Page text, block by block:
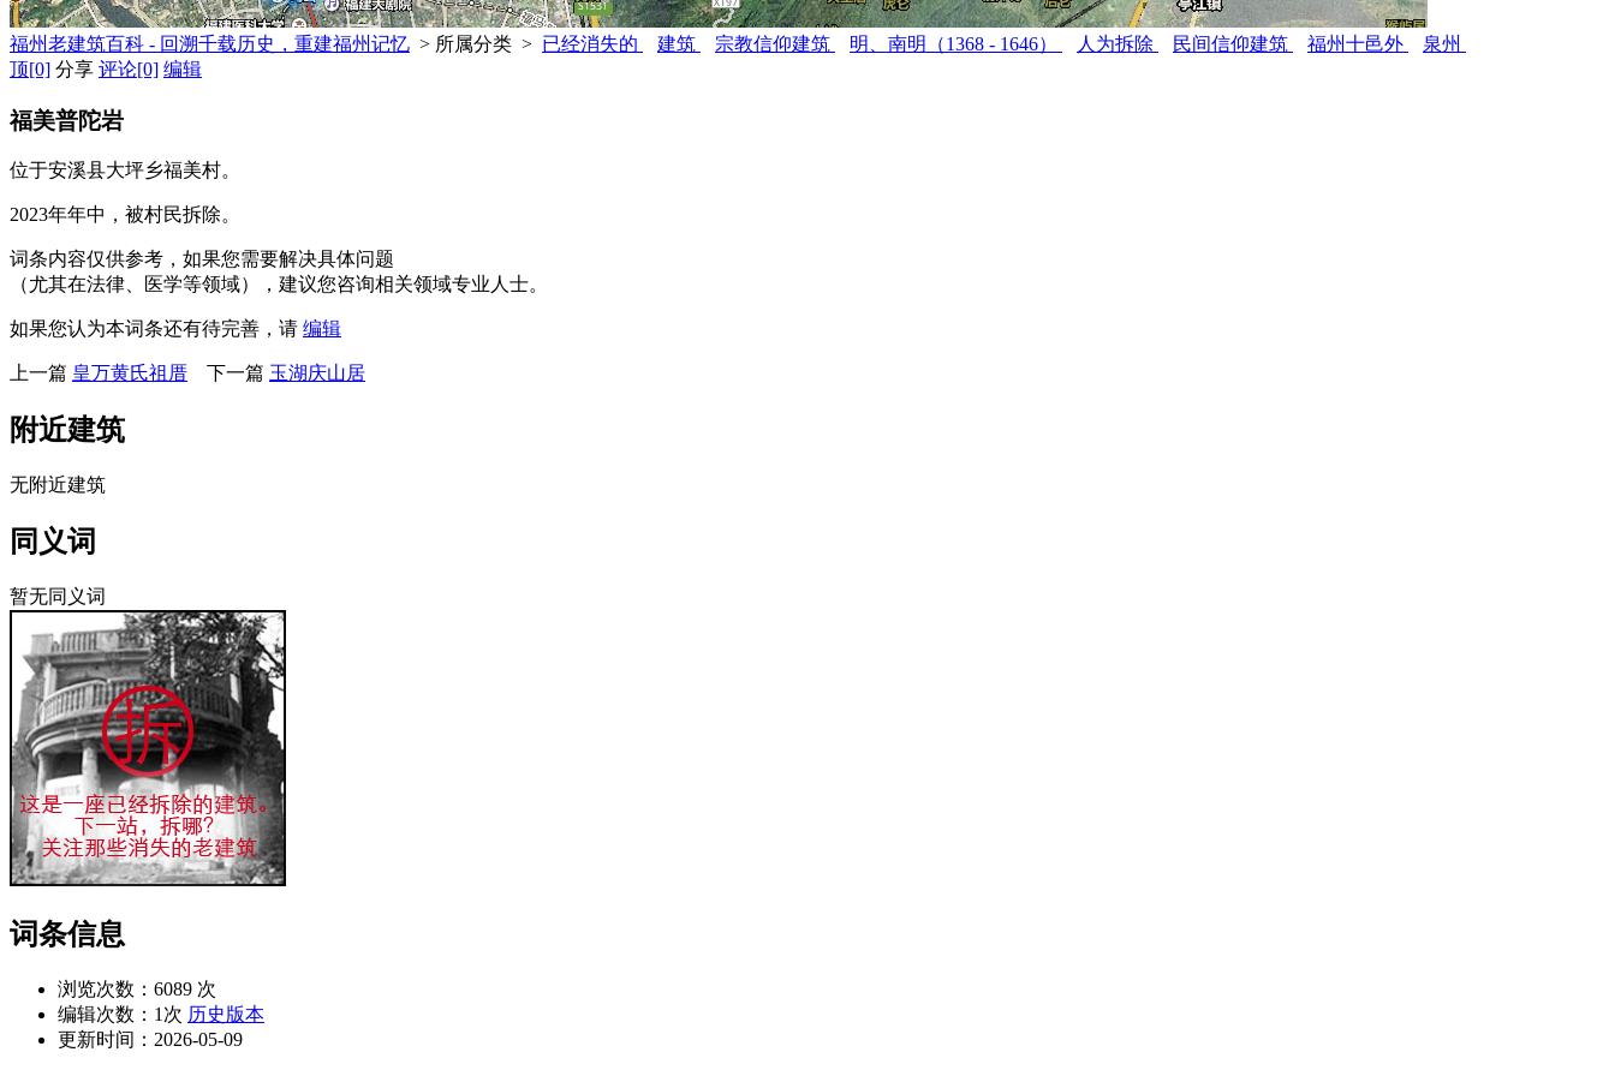
福州老建筑百科 - 回溯千载历史，重建福州记忆 > 所属分类 > 已经消失的 建筑 宗教信仰建筑 明、南明（1368 - 1646） 人为拆除 民间信仰建筑 福州十邑外
泉州
顶[0] 分享 评论[0] 编辑
福美普陀岩
位于安溪县大坪乡福美村。
2023年年中，被村民拆除。
词条内容仅供参考，如果您需要解决具体问题
（尤其在法律、医学等领域），建议您咨询相关领域专业人士。
如果您认为本词条还有待完善，请 编辑
上一篇 皇万黄氏祖厝 下一篇 玉湖庆山居
附近建筑
无附近建筑
同义词
暂无同义词
词条信息
浏览次数： 6089 次
编辑次数： 1次 历史版本
更新时间： 2026-05-09